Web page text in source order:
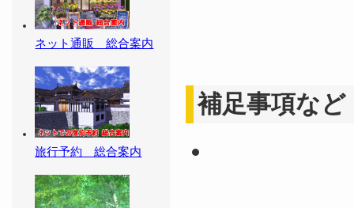
補足事項など
ネット通販 総合案内
旅行予約 総合案内